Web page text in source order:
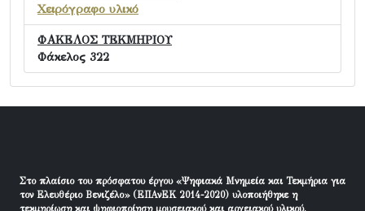
Χειρόγραφο υλικό
ΦΑΚΕΛΟΣ ΤΕΚΜΗΡΙΟΥ
Φάκελος 322
Στο πλαίσιο του πρόσφατου έργου «Ψηφιακά Μνημεία και Τεκμήρια για
τον Ελευθέριο Βενιζέλο» (ΕΠΑνΕΚ 2014-2020) υλοποιήθηκε η
τεκμηρίωση και ψηφιοποίηση μουσειακού και αρχειακού υλικού.